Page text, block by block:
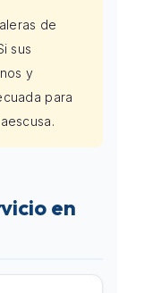
de
sus
y
para
en